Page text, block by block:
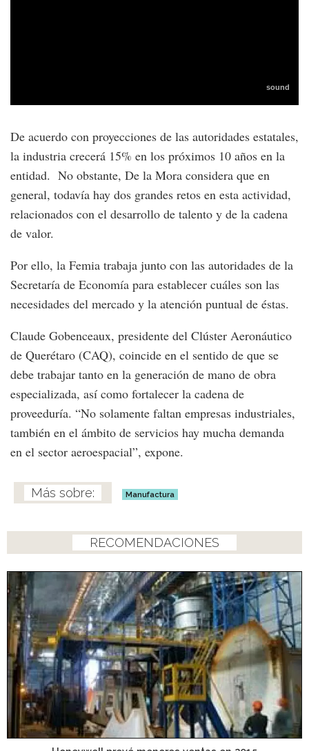
De acuerdo con proyecciones de las autoridades estatales,
la industria crecerá 15% en los próximos 10 años en la
entidad. No obstante, De la Mora considera que en
general, todavía hay dos grandes retos en esta actividad,
relacionados con el desarrollo de talento y de la cadena
de valor.
Por ello, la Femia trabaja junto con las autoridades de la
Secretaría de Economía para establecer cuáles son las
necesidades del mercado y la atención puntual de éstas.
Claude Gobenceaux, presidente del Clúster Aeronáutico
de Querétaro (CAQ), coincide en el sentido de que se
debe trabajar tanto en la generación de mano de obra
especializada, así como fortalecer la cadena de
proveeduría. “No solamente faltan empresas industriales,
también en el ámbito de servicios hay mucha demanda
en el sector aeroespacial”, expone.
Manufactura
RECOMENDACIONES